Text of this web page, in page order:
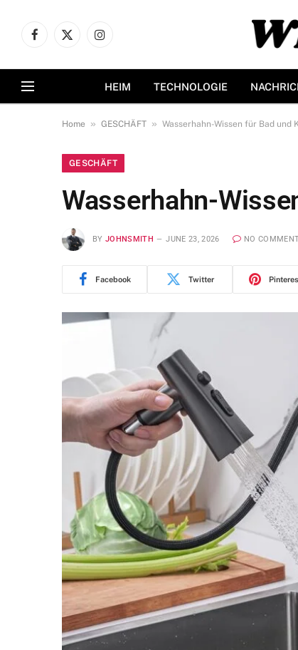
Facebook
X
Instagram
HEIM TECHNOLOGIE
Home » GESCHÄFT » Wasserhahn-Wissen für Bad und
GESCHÄFT
Wasserhahn-
BY JOHNSMITH JUNE 23, 2026 NO
Facebook Twitter